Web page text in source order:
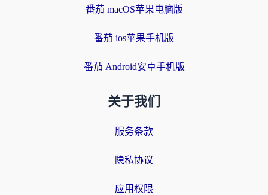
番茄 macOS苹果电脑版
番茄 ios苹果手机版
番茄 Android安卓手机版
关于我们
服务条款
隐私协议
应用权限